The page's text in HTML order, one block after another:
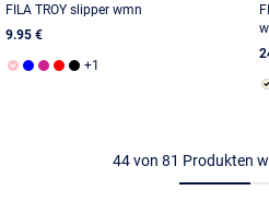
FILA TROY slipper wmn
9.95 €
44von 81 Produkten